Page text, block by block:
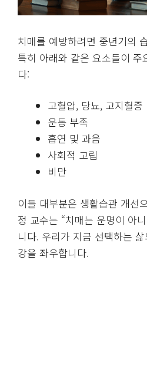
치매를 예방하려면 중년기의
특히 아래와 같은 요소들이 주
다:
고혈압, 당뇨, 고지혈증
운동 부족
흡연 및 과음
사회적 고립
비만
이들 대부분은 생활습관 개선
정 교수는 “치매는 운명이 아
니다. 우리가 지금 선택하는
강을 좌우합니다.